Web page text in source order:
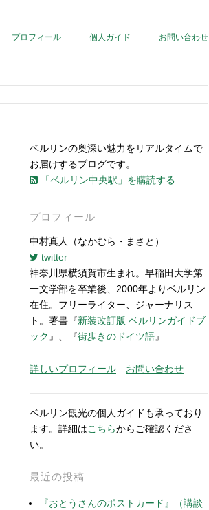
プロフィール 個人ガイド お問い合わせ
ベルリンの奥深い魅力をリアルタイムで
お届けするブログです。
「ベルリン中央駅」を購読する
プロフィール
中村真人（なかむら・まさと）
twitter
神奈川県横須賀市生まれ。早稲田大学第
一文学部を卒業後、2000年よりベルリン
在住。フリーライター、ジャーナリス
ト。著書『新装改訂版 ベルリンガイドブ
ック 』、『街歩きのドイツ語』
詳しいプロフィール お問い合わせ
ベルリン観光の個人ガイドも承っており
ます。詳細はこちらからご確認くださ
い。
最近の投稿
『おとうさんのポストカード』（講談